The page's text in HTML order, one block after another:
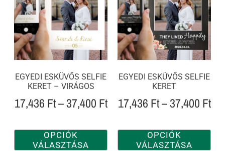
EGYEDI ESKÜVŐS SELFIE
KERET – VIRÁGOS
17,436 Ft–37,400 Ft
OPCIÓK
VÁLASZTÁSA
EGYEDI ESKÜVŐS SELFIE
KERET
17,436 Ft–37,400 Ft
OPCIÓK
VÁLASZTÁSA